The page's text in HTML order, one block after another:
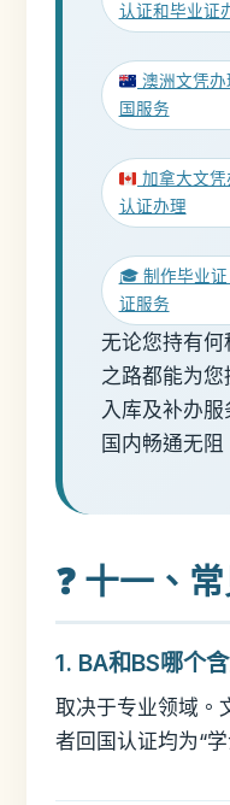
认证和毕业证
澳洲文凭
国服务
加拿大文
认证办理
🎓 制作毕业
证服务
无论您持有何
之路都能为
入库及补办
国内畅通无阻
❓ 十一、
1. BA和BS哪个
取决于专业领域。
者回国认证均为“